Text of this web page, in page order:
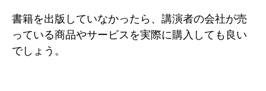
書籍を出版していなかったら、講演者の会社が売
っている商品やサービスを実際に購入しても良い
でしょう。